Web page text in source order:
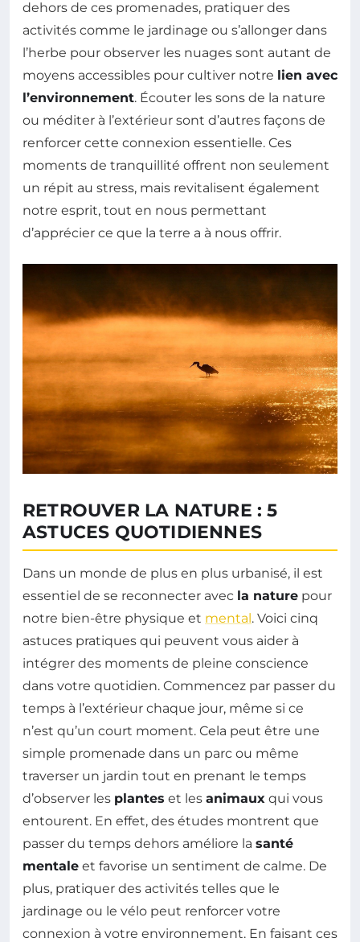
dehors de ces promenades, pratiquer des
activités comme le jardinage ou s’allonger dans
l’herbe pour observer les nuages sont autant de
moyens accessibles pour cultiver notre lien avec
l’environnement. Écouter les sons de la nature
ou méditer à l’extérieur sont d’autres façons de
renforcer cette connexion essentielle. Ces
moments de tranquillité offrent non seulement
un répit au stress, mais revitalisent également
notre esprit, tout en nous permettant
d’apprécier ce que la terre a à nous offrir.
RETROUVER LA NATURE : 5
ASTUCES QUOTIDIENNES
Dans un monde de plus en plus urbanisé, il est
essentiel de se reconnecter avec la nature pour
notre bien-être physique et mental. Voici cinq
astuces pratiques qui peuvent vous aider à
intégrer des moments de pleine conscience
dans votre quotidien. Commencez par passer du
temps à l’extérieur chaque jour, même si ce
n’est qu’un court moment. Cela peut être une
simple promenade dans un parc ou même
traverser un jardin tout en prenant le temps
d’observer les plantes et les animaux qui vous
entourent. En effet, des études montrent que
passer du temps dehors améliore la santé
mentale et favorise un sentiment de calme. De
plus, pratiquer des activités telles que le
jardinage ou le vélo peut renforcer votre
connexion à votre environnement. En faisant ces